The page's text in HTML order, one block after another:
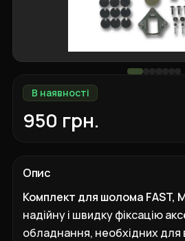
В наявності
950 грн.
Опис
Комплект для шолома FAST,
надійну і швидку фіксацію
обладнання, необхідних для